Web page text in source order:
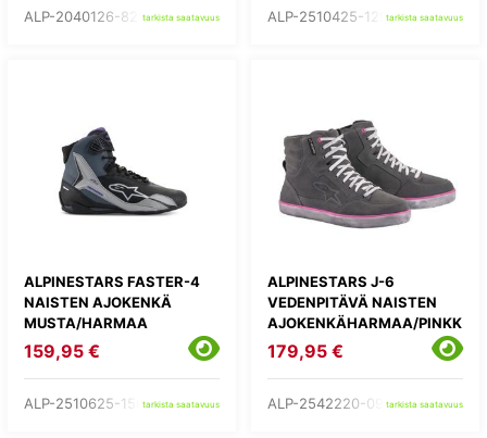
ALP-2040126-82-tarkista saatavuus ALP-2510425-1299-tarkista saatavuus
ALPINESTARS FASTER-4
NAISTEN AJOKENKÄ
MUSTA/HARMAA
159,95 €
ALP-2510625-1505-tarkista saatavuus
ALPINESTARS J-6
VEDENPITÄVÄ NAISTEN
AJOKENKÄHARMAA/PINKK
I179,95 €
ALP-2542220-095-tarkista saatavuus